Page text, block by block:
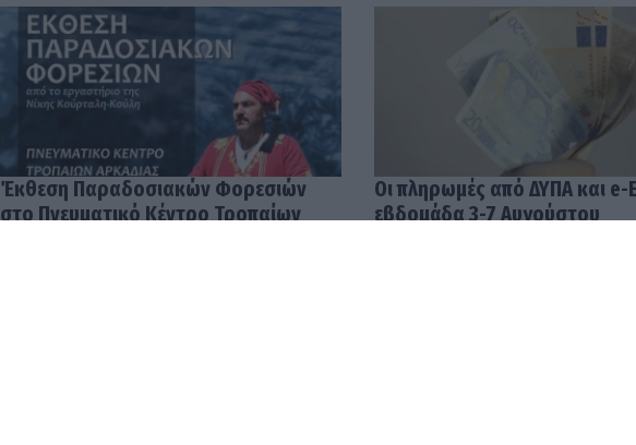
Έκθεση Παραδοσιακών Φορεσιών
στο Πνευματικό Κέντρο Τροπαίων
Οι πληρωμές από ΔΥΠΑ και
εβδομάδα 3-7 Αυγούστου